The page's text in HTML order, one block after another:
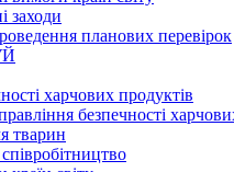
заходи
планових перевірок
харчових продуктів
безпечності
тварин